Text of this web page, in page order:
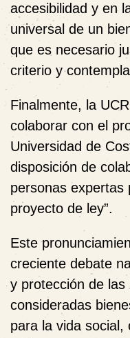
accesibilidad y en
universal de un
que es necesario
criterio y
Finalmente, la
colaborar con el
Universidad de
disposición de
personas expertas
proyecto de ley”.
Este
creciente debate
y protección de las
consideradas
para la vida social,